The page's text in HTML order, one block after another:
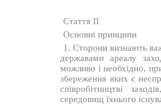
Стаття II
Основні принципи
1. Сторони визнають
державами ареалу
можливо і необхідно,
збереження яких є
співробітництві
середовищ їхнього